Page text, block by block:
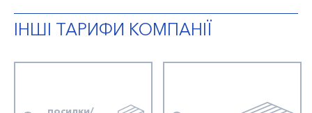
ІНШІ ТАРИФИ КОМПАНІЇ